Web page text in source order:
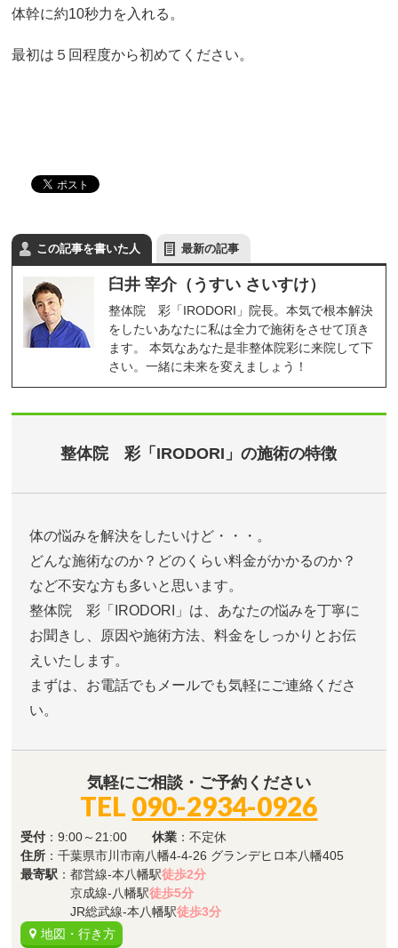
体幹に約10秒力を入れる。
最初は５回程度から初めてください。
この記事を書いた人 最新の記事
臼井 宰介（うすい さいすけ）
整体院 彩「IRODORI」院長。本気で根本解決
をしたいあなたに私は全力で施術をさせて頂き
ます。 本気なあなた是非整体院彩に来院して下
さい。一緒に未来を変えましょう！
整体院 彩「IRODORI」の施術の特徴
体の悩みを解決をしたいけど・・・。
どんな施術なのか？どのくらい料金がかかるのか？
など不安な方も多いと思います。
整体院 彩「IRODORI」は、あなたの悩みを丁寧に
お聞きし、原因や施術方法、料金をしっかりとお伝
えいたします。
まずは、お電話でもメールでも気軽にご連絡くださ
い。
気軽にご相談・ご予約ください
TEL 090-2934-0926
受付 ：9:00～21:00休業 ：不定休
住所 ：千葉県市川市南八幡4-4-26 グランデヒロ本八幡405
最寄駅 ：都営線-本八幡駅徒歩2分
京成線-八幡駅徒歩5分
JR総武線-本八幡駅徒歩3分
地図・行き方